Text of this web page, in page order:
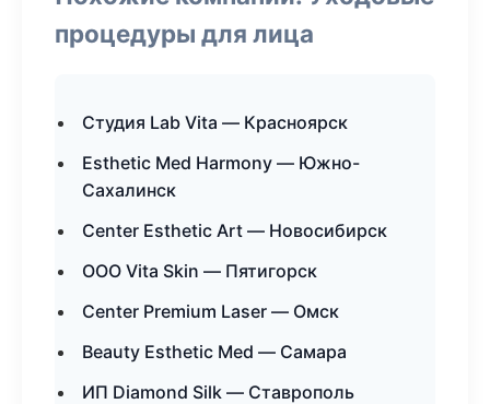
процедуры для лица
Студия Lab Vita — Красноярск
Esthetic Med Harmony — Южно-
Сахалинск
Center Esthetic Art — Новосибирск
ООО Vita Skin — Пятигорск
Center Premium Laser — Омск
Beauty Esthetic Med — Самара
ИП Diamond Silk — Ставрополь